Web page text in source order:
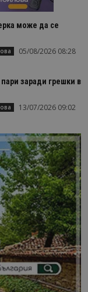
може да се
05/08/2026 08:28
заради грешки в
13/07/2026 09:02